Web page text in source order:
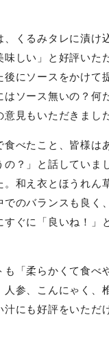
、くるみタレに漬け
味しい」と好評いた
後にソースをかけて
はソース無いの？何
見もいただきまし
食べたこと、皆様
の？」と話していま
和え衣とほうれん
でのバランスも良く
すぐに「良いね！」
も「柔らかくて食べ
人参、こんにゃく、
にも好評をいただ